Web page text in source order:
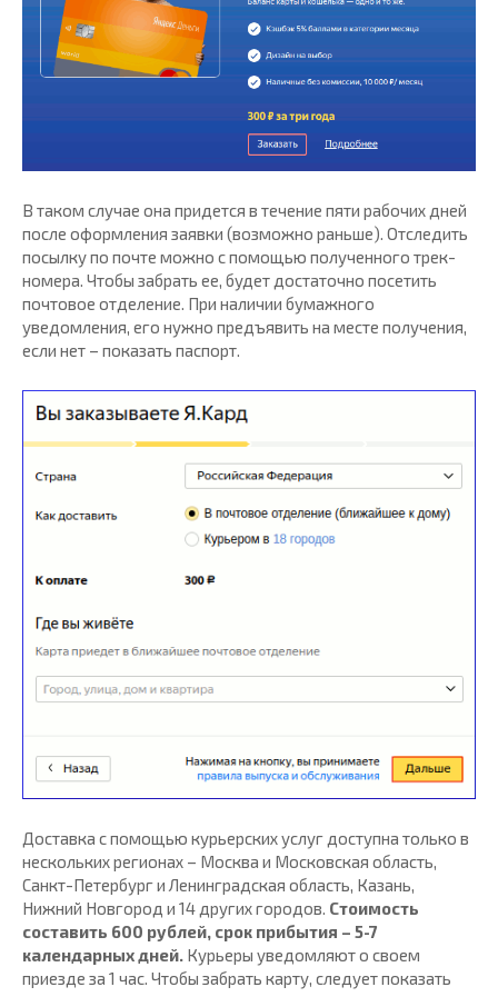
В таком случае она придется в течение пяти рабочих дней
после оформления заявки (возможно раньше). Отследить
посылку по почте можно с помощью полученного трек-
номера. Чтобы забрать ее, будет достаточно посетить
почтовое отделение. При наличии бумажного
уведомления, его нужно предъявить на месте получения,
если нет – показать паспорт.
Доставка с помощью курьерских услуг доступна только в
нескольких регионах – Москва и Московская область,
Санкт-Петербург и Ленинградская область, Казань,
Нижний Новгород и 14 других городов. Стоимость
составить 600 рублей, срок прибытия – 5-7
календарных дней. Курьеры уведомляют о своем
приезде за 1 час. Чтобы забрать карту, следует показать